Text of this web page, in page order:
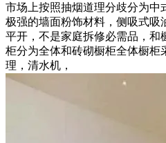
市场上按照抽烟道理分歧分为中
极强的墙面粉饰材料，侧吸式吸
平开，不是家庭拆修必需品，和
柜分为全体和砖砌橱柜全体橱柜
理，清水机，